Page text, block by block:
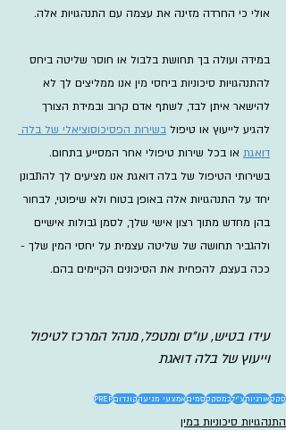
אולי כי החרדה מזינה את עצמה עם התנהגויות אלה.
במידה ועולה בך תחושת בלבול או חוסר שליטה ביחס
להתנהגויות סיכוניות ביחסי מין אנו ממליצים לך לא
להישאר איתן לבד, לשתף אדם קרוב ובמידת הצורך
להגיע לייעוץ או טיפול בשירות הפסיכוסוציאלי של בלה
דואגת או בכל שירות טיפולי אחר המסייע בתחום.
בשירותי הטיפול של בלה דואגת אנו מציעים לך להתבונן
יחד על התנהגויות אלה באופן בטוח ולא שיפוטי, לבחור
בהן מחדש מתוך רצון אישי שלך, לסמן גבולות אישיים
ולהגביר תחושה של שליטה עצמית על יחסי המין שלך -
ככה בעצם, להפחית את הסיכונים הקיימים בהם.​
עידו בטיש, עו"ס ומטפל, מנהל המרכז לטיפול
וייעוץ של בלה דואגת
סקסאורגיותצ'ילכמסקססמיםאמצעי מניעהקונדוםPREP
התנהגויות סיכוניות במין